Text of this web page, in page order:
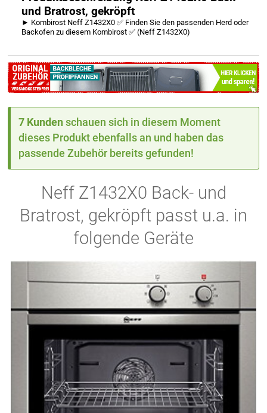
und Bratrost, gekröpft
► Kombirost Neff Z1432X0 ✅ Finden Sie den passenden Herd oder
Backofen zu diesem Kombirost ✅ (Neff Z1432X0)
7 Kunden schauen sich in diesem Moment
dieses Produkt ebenfalls an und haben das
passende Zubehör bereits gefunden!
Neff Z1432X0 Back- und
Bratrost, gekröpft passt u.a. in
folgende Geräte